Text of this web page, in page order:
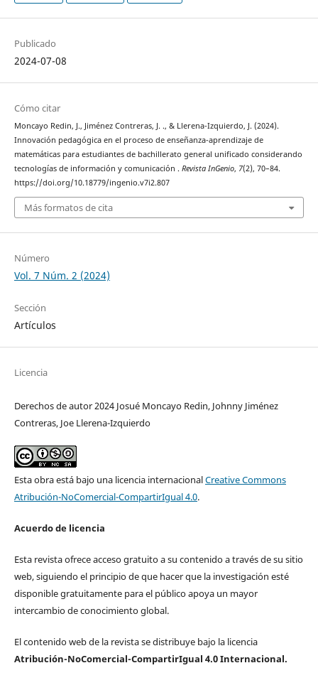
Publicado
2024-07-08
Cómo citar
Moncayo Redin, J., Jiménez Contreras, J. ., & Llerena-Izquierdo, J. (2024).
Innovación pedagógica en el proceso de enseñanza-aprendizaje de
matemáticas para estudiantes de bachillerato general unificado considerando
tecnologías de información y comunicación . Revista InGenio, 7(2), 70–84.
https://doi.org/10.18779/ingenio.v7i2.807
Más formatos de cita
Número
Vol. 7 Núm. 2 (2024)
Sección
Artículos
Licencia
Derechos de autor 2024 Josué Moncayo Redin, Johnny Jiménez
Contreras, Joe Llerena-Izquierdo
Esta obra está bajo una licencia internacionalCreative Commons
Atribución-NoComercial-CompartirIgual 4.0.
Acuerdo de licencia
Esta revista ofrece acceso gratuito a su contenido a través de su sitio
web, siguiendo el principio de que hacer que la investigación esté
disponible gratuitamente para el público apoya un mayor
intercambio de conocimiento global.
El contenido web de la revista se distribuye bajo la licencia
Atribución-NoComercial-CompartirIgual 4.0 Internacional.